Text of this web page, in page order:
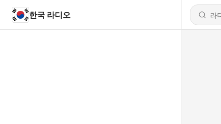
한국 라디오